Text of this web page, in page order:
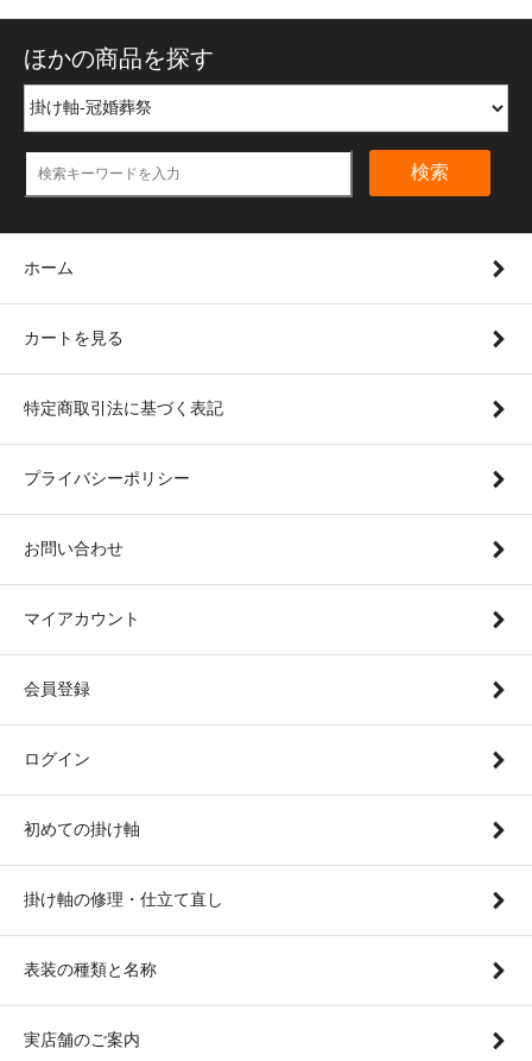
ほかの商品を探す
検索
ホーム
カートを見る
特定商取引法に基づく表記
プライバシーポリシー
お問い合わせ
マイアカウント
会員登録
ログイン
初めての掛け軸
掛け軸の修理・仕立て直し
表装の種類と名称
実店舗のご案内